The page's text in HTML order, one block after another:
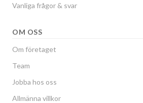
Vanliga frågor & svar
OM OSS
Om företaget
Team
Jobba hos oss
Allmänna villkor